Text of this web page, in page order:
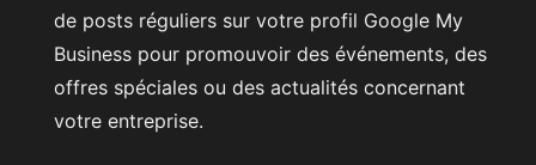
de posts réguliers sur votre profil Google My
Business pour promouvoir des événements, des
offres spéciales ou des actualités concernant
votre entreprise.